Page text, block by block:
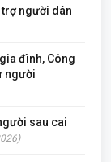
trợ người dân
đình, Công
người
sau cai